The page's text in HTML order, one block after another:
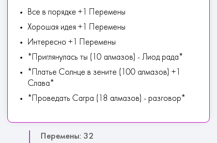
Все в порядке +1 Перемены
Хорошая идея +1 Перемены
Интересно +1 Перемены
*Приглянулась ты (10 алмазов) - Лиод рада*
*Платье Солнце в зените (100 алмазов) +1
Слава*
*Проведать Сагра (18 алмазов) - разговор*
Перемены: 32